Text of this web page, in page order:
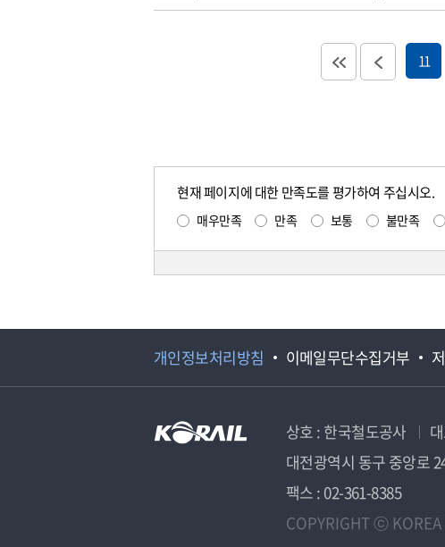
11
현재 페이지에 대한 만족도를 평가하여 주십시오.
매우만족 만족 보통 불만족
개인정보처리방침 이메일무단수집거부
상호 : 한국철도공사
대전광역시 동구 중앙로
팩스 : 02-361-8385
COPYRIGHT ⓒ KOREA